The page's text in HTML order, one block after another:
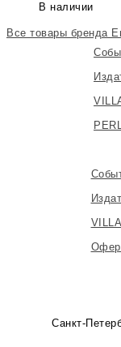
В наличии
Все товары бренда
Санкт-